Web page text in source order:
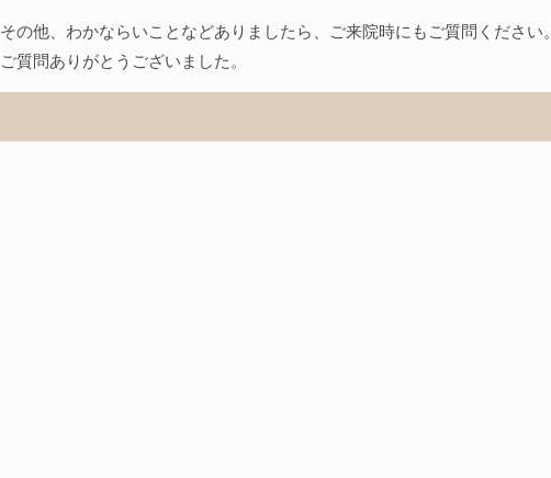
その他、わかならいことなどありましたら、ご来院時にもご質問ください。
ご質問ありがとうございました。